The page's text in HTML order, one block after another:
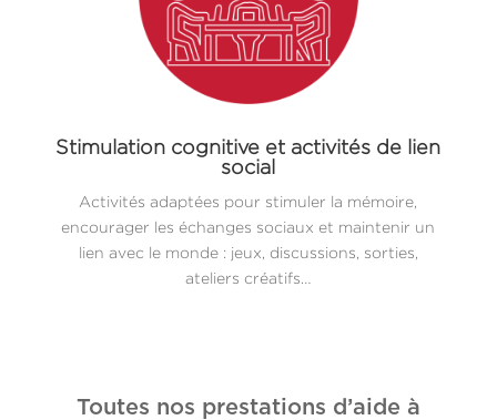
Stimulation cognitive et activités de lien
social
Activités adaptées pour stimuler la mémoire,
encourager les échanges sociaux et maintenir un
lien avec le monde : jeux, discussions, sorties,
ateliers créatifs…
Toutes nos prestations d’aide à